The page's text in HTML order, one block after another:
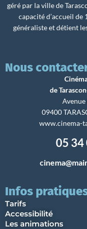
géré par la ville de
capacité d’accueil
généraliste et détient
Nous
de
09400
www.cinema-
05 34
Infos
Tarifs
Accessibilité
Les animations